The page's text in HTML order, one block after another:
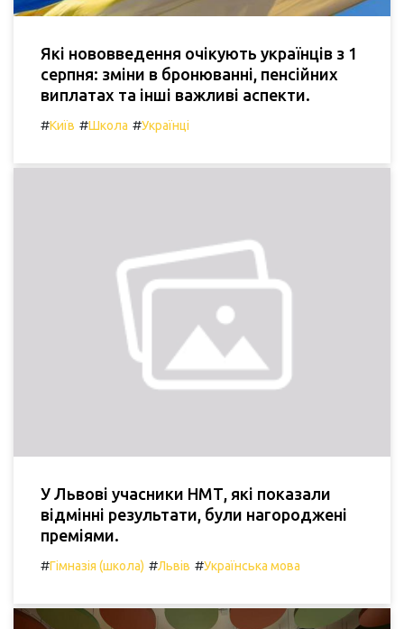
Які нововведення очікують українців з 1
серпня: зміни в бронюванні, пенсійних
виплатах та інші важливі аспекти.
#Київ #Школа #Українці
У Львові учасники НМТ, які показали
відмінні результати, були нагороджені
преміями.
#Гімназія (школа) #Львів #Українська мова